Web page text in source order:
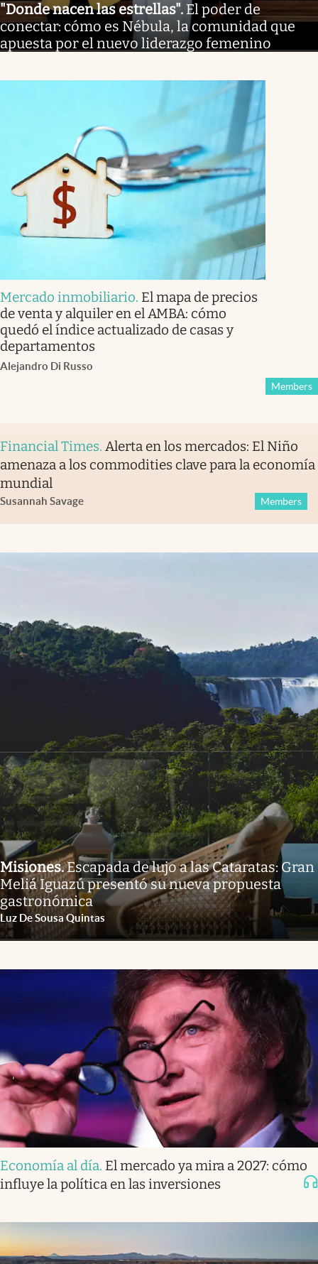
"Donde nacen las estrellas". El poder de
conectar: cómo es Nébula, la comunidad que
apuesta por el nuevo liderazgo femenino
Mercado inmobiliario. El mapa de precios
de venta y alquiler en el AMBA: cómo
quedó el índice actualizado de casas y
departamentos
Alejandro Di Russo
Members
Financial Times. Alerta en los mercados: El Niño
amenaza a los commodities clave para la economía
mundial
Susannah Savage Members
Misiones.Escapada de lujo a las Cataratas: Gran
Meliá Iguazú presentó su nueva propuesta
gastronómica
Luz De Sousa Quintas
Economía al día. El mercado ya mira a 2027: cómo
influye la política en las inversiones